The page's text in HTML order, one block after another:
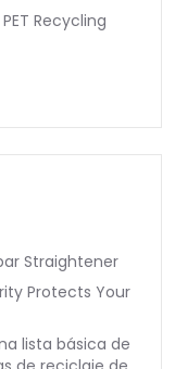
Recycling
Straightener
Protects Your
lista básica de